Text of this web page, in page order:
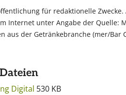
für redaktionelle
Internet unter Angabe der Quelle:
aus der Getränkebranche (mer/Bar
Digital 530 KB